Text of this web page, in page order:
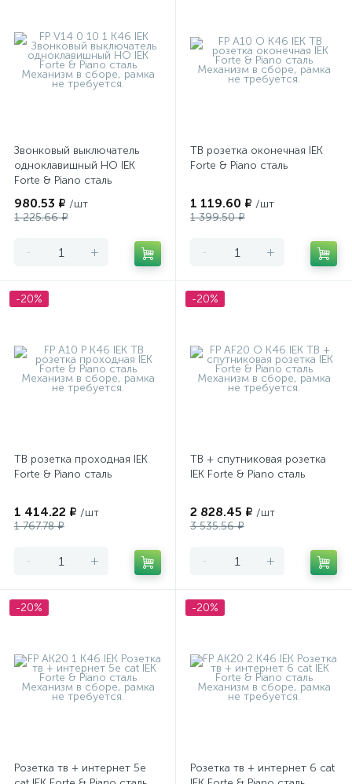
Звонковый выключатель
одноклавишный НО IEK
Forte & Piano сталь
980.53 ₽ /шт
1 225.66 ₽
- +
ТВ розетка оконечная IEK
Forte & Piano сталь
1 119.60 ₽ /шт
1 399.50 ₽
- +
-20%
ТВ розетка проходная IEK
Forte & Piano сталь
1 414.22 ₽ /шт
1 767.78 ₽
- +
-20%
ТВ + спутниковая розетка
IEK Forte & Piano сталь
2 828.45 ₽ /шт
3 535.56 ₽
- +
-20%
Розетка тв + интернет 5e
-20%
Розетка тв + интернет 6 cat